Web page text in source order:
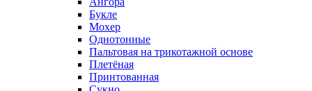
Букле
Мохер
Однотонные
Пальтовая на трикотажной основе
Плетёная
Принтованная